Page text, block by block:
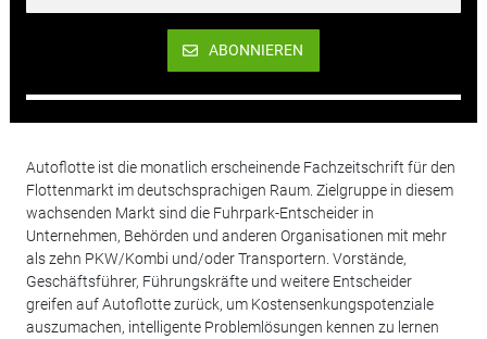
ABONNIEREN
Autoflotte ist die monatlich erscheinende Fachzeitschrift für den
Flottenmarkt im deutschsprachigen Raum. Zielgruppe in diesem
wachsenden Markt sind die Fuhrpark-Entscheider in
Unternehmen, Behörden und anderen Organisationen mit mehr
als zehn PKW/Kombi und/oder Transportern. Vorstände,
Geschäftsführer, Führungskräfte und weitere Entscheider
greifen auf Autoflotte zurück, um Kostensenkungspotenziale
auszumachen, intelligente Problemlösungen kennen zu lernen